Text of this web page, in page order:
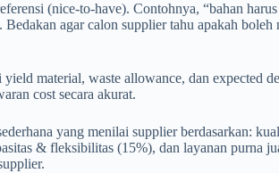
(nice-to-have). Contohnya, “bahan
agar calon supplier tahu apakah boleh
material, waste allowance, dan expected
cost secara akurat.
yang menilai supplier berdasarkan:
& fleksibilitas (15%), dan layanan purna